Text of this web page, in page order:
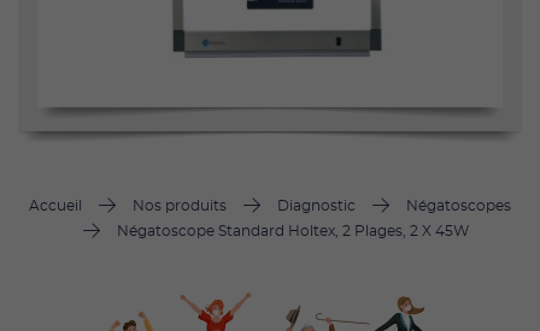
Accueil Nos produits Diagnostic
Négatoscopes
Négatoscope Standard Holtex, 2 Plages, 2 X 45W